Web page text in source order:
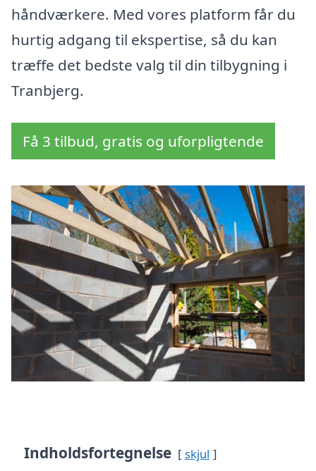
håndværkere. Med vores platform får du
hurtig adgang til ekspertise, så du kan
træffe det bedste valg til din tilbygning i
Tranbjerg.
Få 3 tilbud, gratis og uforpligtende
Indholdsfortegnelse skjul